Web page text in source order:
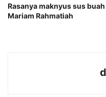
Rasanya maknyus sus buah
Mariam Rahmatiah